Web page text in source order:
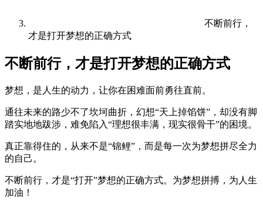
不断前行，
才是打开梦想的正确方式
不断前行，才是打开梦想的正确方式
梦想，是人生的动力，让你在困难面前勇往直前。
通往未来的路少不了坎坷曲折，幻想“天上掉馅饼”，却没有脚
踏实地地跋涉，难免陷入“理想很丰满，现实很骨干”的困境。
真正靠得住的，从来不是“锦鲤”，而是每一次为梦想拼尽全力
的自己。
不断前行，才是“打开”梦想的正确方式。为梦想拼搏，为人生
加油！